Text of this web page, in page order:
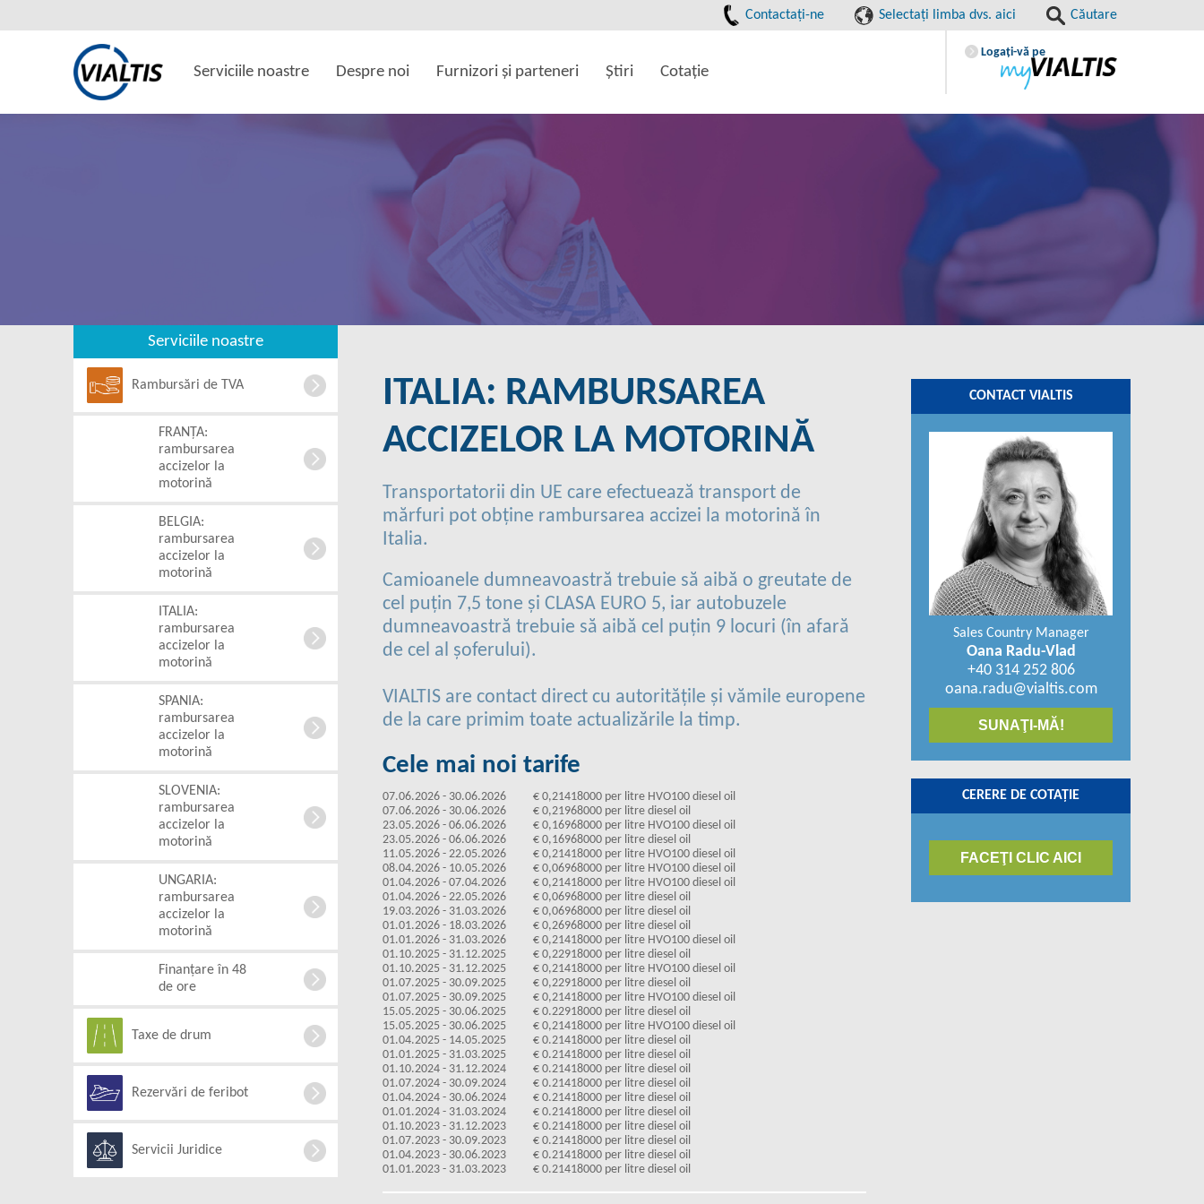
Contactaţi-ne Selectaţi limba dvs. aici Căutare
Serviciile noastre Despre noi Furnizori şi parteneri Ştiri Cotaţie
Logaţi-vă pe
Serviciile noastre
Rambursări de TVA
FRANȚA:
rambursarea
accizelor la
motorină
BELGIA:
rambursarea
accizelor la
motorină
ITALIA:
rambursarea
accizelor la
motorină
SPANIA:
rambursarea
accizelor la
motorină
SLOVENIA:
rambursarea
accizelor la
motorină
UNGARIA:
rambursarea
accizelor la
motorină
Finanțare în 48
de ore
Taxe de drum
Rezervări de feribot
Servicii Juridice
ITALIA: RAMBURSAREA
ACCIZELOR LA MOTORINĂ
Transportatorii din UE care efectuează transport de
mărfuri pot obține rambursarea accizei la motorină în
Italia.
Camioanele dumneavoastră trebuie să aibă o greutate de
cel puțin 7,5 tone și CLASA EURO 5, iar autobuzele
dumneavoastră trebuie să aibă cel puțin 9 locuri (în afară
de cel al șoferului).
VIALTIS are contact direct cu autoritățile și vămile europene
de la care primim toate actualizările la timp.
Cele mai noi tarife
07.06.2026 - 30.06.2026
€ 0,21418000 per litre HVO100 diesel oil
07.06.2026 - 30.06.2026
€ 0,21968000 per litre diesel oil
23.05.2026 - 06.06.2026
€ 0,16968000 per litre HVO100 diesel oil
23.05.2026 - 06.06.2026
€ 0,16968000 per litre diesel oil
11.05.2026 - 22.05.2026
€ 0,21418000 per litre HVO100 diesel oil
08.04.2026 - 10.05.2026
€ 0,06968000 per litre HVO100 diesel oil
01.04.2026 - 07.04.2026
€ 0,21418000 per litre HVO100 diesel oil
01.04.2026 - 22.05.2026
€ 0,06968000 per litre diesel oil
19.03.2026 - 31.03.2026
€ 0,06968000 per litre diesel oil
01.01.2026 - 18.03.2026
€ 0,26968000 per litre diesel oil
01.01.2026 - 31.03.2026
€ 0,21418000 per litre HVO100 diesel oil
01.10.2025 - 31.12.2025
€ 0,22918000 per litre diesel oil
01.10.2025 - 31.12.2025
€ 0,21418000 per litre HVO100 diesel oil
01.07.2025 - 30.09.2025
€ 0,22918000 per litre diesel oil
01.07.2025 - 30.09.2025
€ 0,21418000 per litre HVO100 diesel oil
15.05.2025 - 30.06.2025
€ 0.22918000 per litre diesel oil
15.05.2025 - 30.06.2025
€ 0,21418000 per litre HVO100 diesel oil
01.04.2025 - 14.05.2025
€ 0.21418000 per litre diesel oil
01.01.2025 - 31.03.2025
€ 0.21418000 per litre diesel oil
01.10.2024 - 31.12.2024
€ 0.21418000 per litre diesel oil
01.07.2024 - 30.09.2024
€ 0.21418000 per litre diesel oil
01.04.2024 - 30.06.2024
€ 0.21418000 per litre diesel oil
01.01.2024 - 31.03.2024
€ 0.21418000 per litre diesel oil
01.10.2023 - 31.12.2023
€ 0.21418000 per litre diesel oil
01.07.2023 - 30.09.2023
€ 0.21418000 per litre diesel oil
01.04.2023 - 30.06.2023
€ 0.21418000 per litre diesel oil
01.01.2023 - 31.03.2023
€ 0.21418000 per litre diesel oil
CONTACT VIALTIS
Sales Country Manager
Oana Radu-Vlad
+40 314 252 806
oana.radu@vialtis.com
SUNAŢI-MĂ!
CERERE DE COTAŢIE
FACEŢI CLIC AICI